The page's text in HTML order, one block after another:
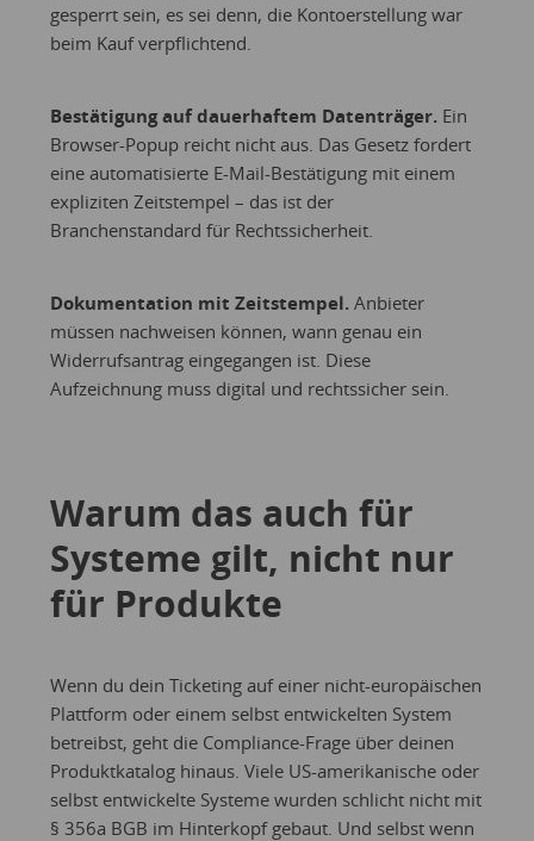
gesperrt sein, es sei denn, die Kontoerstellung war
beim Kauf verpflichtend.
Bestätigung auf dauerhaftem Datenträger.Ein
Browser-Popup reicht nicht aus. Das Gesetz fordert
eine automatisierte E-Mail-Bestätigung mit einem
expliziten Zeitstempel – das ist der
Branchenstandard für Rechtssicherheit.
Dokumentation mit Zeitstempel.Anbieter
müssen nachweisen können, wann genau ein
Widerrufsantrag eingegangen ist. Diese
Aufzeichnung muss digital und rechtssicher sein.
Warum das auch für
Systeme gilt, nicht nur
für Produkte
Wenn du dein Ticketing auf einer nicht-europäischen
Plattform oder einem selbst entwickelten System
betreibst, geht die Compliance-Frage über deinen
Produktkatalog hinaus. Viele US-amerikanische oder
selbst entwickelte Systeme wurden schlicht nicht mit
§ 356a BGB im Hinterkopf gebaut. Und selbst wenn